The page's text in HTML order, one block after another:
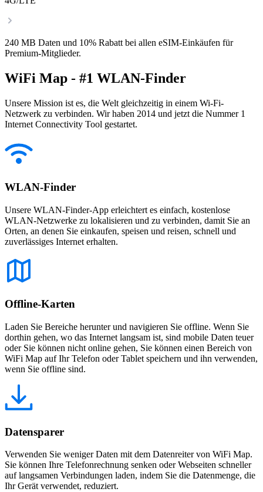
240 MB Daten und 10% Rabatt bei allen eSIM-Einkäufen für
Premium-Mitglieder.
WiFi Map - #1 WLAN-Finder
Unsere Mission ist es, die Welt gleichzeitig in einem Wi-Fi-
Netzwerk zu verbinden. Wir haben 2014 und jetzt die Nummer 1
Internet Connectivity Tool gestartet.
WLAN-Finder
Unsere WLAN-Finder-App erleichtert es einfach, kostenlose
WLAN-Netzwerke zu lokalisieren und zu verbinden, damit Sie an
Orten, an denen Sie einkaufen, speisen und reisen, schnell und
zuverlässiges Internet erhalten.
Offline-Karten
Laden Sie Bereiche herunter und navigieren Sie offline. Wenn Sie
dorthin gehen, wo das Internet langsam ist, sind mobile Daten teuer
oder Sie können nicht online gehen, Sie können einen Bereich von
WiFi Map auf Ihr Telefon oder Tablet speichern und ihn verwenden,
wenn Sie offline sind.
Datensparer
Verwenden Sie weniger Daten mit dem Datenreiter von WiFi Map.
Sie können Ihre Telefonrechnung senken oder Webseiten schneller
auf langsamen Verbindungen laden, indem Sie die Datenmenge, die
Ihr Gerät verwendet, reduziert.